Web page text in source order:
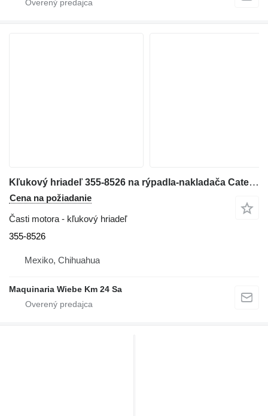
Kľukový hriadeľ 355-8526 na rýpadla-nakladača Caterpillar 420F
Cena na požiadanie
Časti motora - kľukový hriadeľ
355-8526
Mexiko, Chihuahua
Maquinaria Wiebe Km 24 Sa